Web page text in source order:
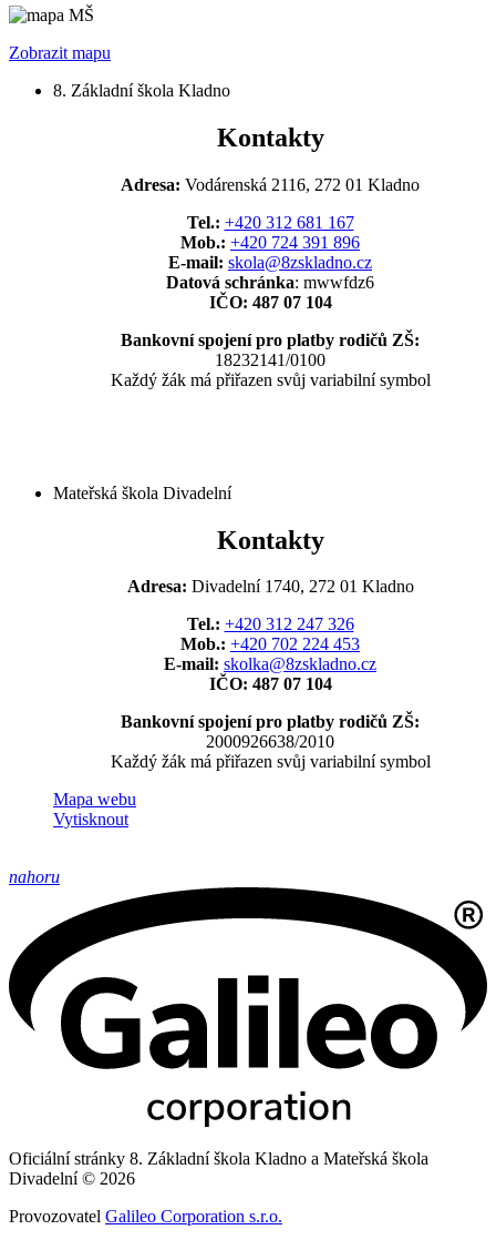
Zobrazit mapu
8. Základní škola Kladno
Kontakty
Adresa: Vodárenská 2116, 272 01 Kladno
Tel.: +420 312 681 167
Mob.: +420 724 391 896
E-mail: skola@8zskladno.cz
Datová schránka: mwwfdz6
IČO: 487 07 104
Bankovní spojení pro platby rodičů ZŠ:
18232141/0100
Každý žák má přiřazen svůj variabilní symbol
Mateřská škola Divadelní
Kontakty
Adresa: Divadelní 1740, 272 01 Kladno
Tel.: +420 312 247 326
Mob.: +420 702 224 453
E-mail: skolka@8zskladno.cz
IČO: 487 07 104
Bankovní spojení pro platby rodičů ZŠ:
2000926638/2010
Každý žák má přiřazen svůj variabilní symbol
Mapa webu
Vytisknout
nahoru
Oficiální stránky 8. Základní škola Kladno a Mateřská škola
Divadelní © 2026
Provozovatel Galileo Corporation s.r.o.